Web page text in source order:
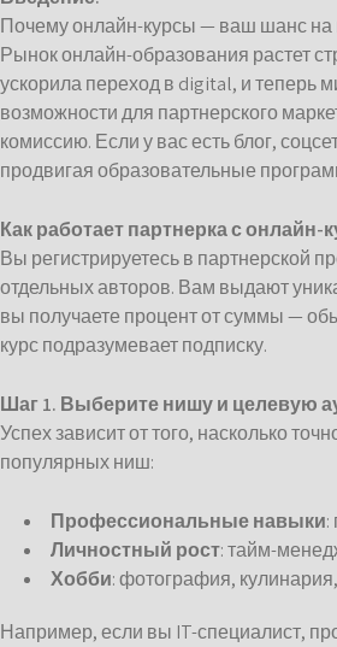
Почему онлайн-курсы — ваш шанс на
Рынок онлайн-образования растет
ускорила переход в digital, и теперь
возможности для партнерского
комиссию. Если у вас есть блог,
продвигая образовательные
Как работает партнерка с онлайн-
Вы регистрируетесь в партнерской
отдельных авторов. Вам выдают
вы получаете процент от суммы —
курс подразумевает подписку.
Шаг 1. Выберите нишу и целевую
Успех зависит от того, насколько
популярных ниш:
Профессиональные навыки:
Личностный рост: тайм-
Хобби: фотография,
Например, если вы IT-специалист,